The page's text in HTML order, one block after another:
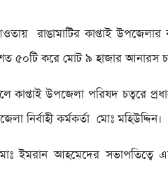
রাঙামাটির কাপ্তাই
৫০টি করে মোট ৯ হাজার আনারস
কাপ্তাই উপজেলা পরিষদ চত্বরে
নির্বাহী কর্মকর্তা মোঃ মহিউদ্দিন।
ইমরান আহমেদের